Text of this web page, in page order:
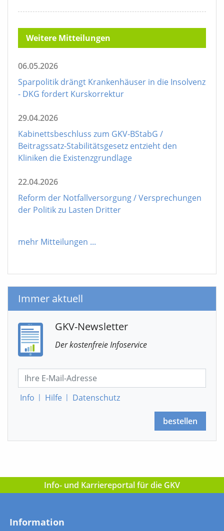
Weitere Mitteilungen
06.05.2026
Sparpolitik drängt Krankenhäuser in die Insolvenz
- DKG fordert Kurskorrektur
29.04.2026
Kabinettsbeschluss zum GKV-BStabG /
Beitragssatz-Stabilitätsgesetz entzieht den
Kliniken die Existenzgrundlage
22.04.2026
Reform der Notfallversorgung / Versprechungen
der Politik zu Lasten Dritter
mehr Mitteilungen ...
Immer aktuell
GKV-Newsletter
Der kostenfreie Infoservice
Info | Hilfe | Datenschutz
bestellen
Info- und Karriereportal für die GKV
Information